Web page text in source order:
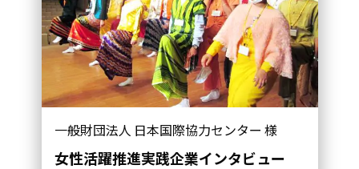
一般財団法人 日本国際協力センター 様
女性活躍推進実践企業インタビュー